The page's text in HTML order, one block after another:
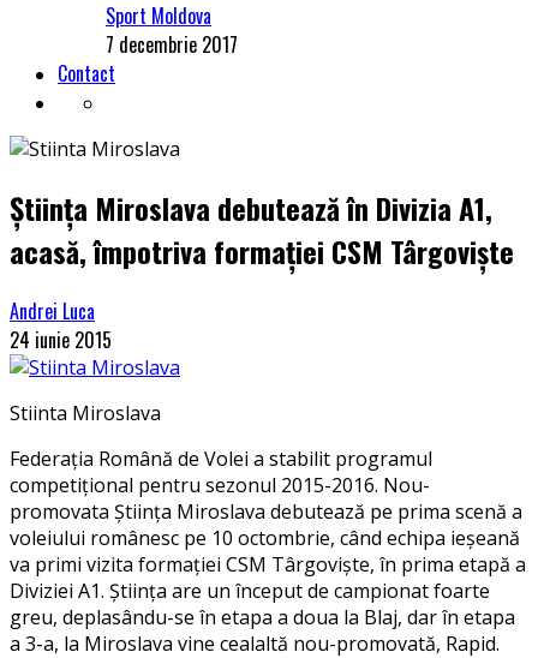
Sport Moldova
7 decembrie 2017
Contact
Știința Miroslava debutează în Divizia A1,
acasă, împotriva formației CSM Târgoviște
Andrei Luca
24 iunie 2015
Stiinta Miroslava
Federația Română de Volei a stabilit programul
competițional pentru sezonul 2015-2016. Nou-
promovata Știința Miroslava debutează pe prima scenă a
voleiului românesc pe 10 octombrie, când echipa ieșeană
va primi vizita formației CSM Târgoviște, în prima etapă a
Diviziei A1. Știința are un început de campionat foarte
greu, deplasându-se în etapa a doua la Blaj, dar în etapa
a 3-a, la Miroslava vine cealaltă nou-promovată, Rapid.